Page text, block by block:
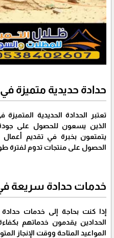
حدادة حديدية متميزة
تعتبر الحدادة الحديدية
الذين يسعون للحصول على
يتمتعون بخبرة في تقديم
الحصول على منتجات تدوم لفترة
خدمات حدادة سريعة في
إذا كنت بحاجة إلى خدمات
الحدادين يقدمون خدماتهم
المواعيد المتاحة ووقت الإنجاز